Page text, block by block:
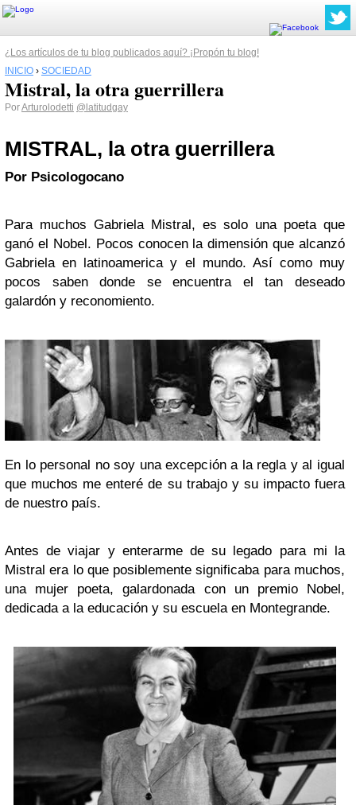
¿Los artículos de tu blog publicados aquí? ¡Propón tu blog!
INICIO › SOCIEDAD
Mistral, la otra guerrillera
PorArturolodetti @latitudgay
MISTRAL, la otra guerrillera
Por Psicologocano
Para muchos Gabriela Mistral, es solo una poeta que
ganó el Nobel. Pocos conocen la dimensión que alcanzó
Gabriela en latinoamerica y el mundo. Así como muy
pocos saben donde se encuentra el tan deseado
galardón y reconomiento.
En lo personal no soy una excepción a la regla y al igual
que muchos me enteré de su trabajo y su impacto fuera
de nuestro país.
Antes de viajar y enterarme de su legado para mi la
Mistral era lo que posiblemente significaba para muchos,
una mujer poeta, galardonada con un premio Nobel,
dedicada a la educación y su escuela en Montegrande.